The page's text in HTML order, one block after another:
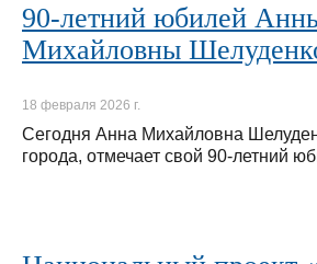
90-летний юбилей
Михайловны
18 февраля 2026 г.
Сегодня Анна Михайловна
города, отмечает свой 90-летний